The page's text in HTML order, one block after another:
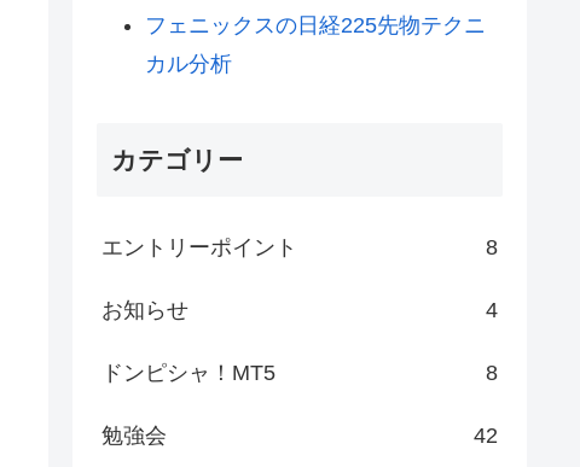
フェニックスの日経225先物テクニ
カル分析
カテゴリー
エントリーポイント 8
お知らせ 4
ドンピシャ！MT5 8
勉強会 42